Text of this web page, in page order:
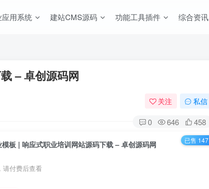
用系统 建站CMS源码 功能工具插件 综合资讯
– 卓创源码网
关注 私信
0 646 458
板 | 响应式职业培训网站源码下载 – 卓创源码网
请付费后查看
已售 147